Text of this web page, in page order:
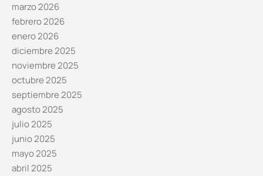
marzo 2026
febrero 2026
enero 2026
diciembre 2025
noviembre 2025
octubre 2025
septiembre 2025
agosto 2025
julio 2025
junio 2025
mayo 2025
abril 2025